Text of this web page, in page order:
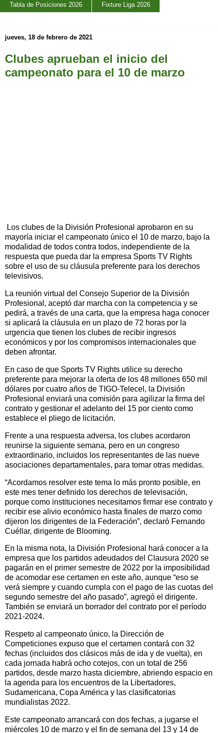
Tabla de Posiciones 2026 Fixture Liga 2026
jueves, 18 de febrero de 2021
Clubes aprueban el inicio del
campeonato para el 10 de marzo
Los clubes de la División Profesional aprobaron en su
mayoría iniciar el campeonato único el 10 de marzo, bajo la
modalidad de todos contra todos, independiente de la
respuesta que pueda dar la empresa Sports TV Rights
sobre el uso de su cláusula preferente para los derechos
televisivos.
La reunión virtual del Consejo Superior de la División
Profesional, aceptó dar marcha con la competencia y se
pedirá, a través de una carta, que la empresa haga conocer
si aplicará la cláusula en un plazo de 72 horas por la
urgencia que tienen los clubes de recibir ingresos
económicos y por los compromisos internacionales que
deben afrontar.
En caso de que Sports TV Rights utilice su derecho
preferente para mejorar la oferta de los 48 millones 650 mil
dólares por cuatro años de TIGO-Telecel, la División
Profesional enviará una comisión para agilizar la firma del
contrato y gestionar el adelanto del 15 por ciento como
establece el pliego de licitación.
Frente a una respuesta adversa, los clubes acordaron
reunirse la siguiente semana, pero en un congreso
extraordinario, incluidos los representantes de las nueve
asociaciones departamentales, para tomar otras medidas.
“Acordamos resolver este tema lo más pronto posible, en
este mes tener definido los derechos de televisación,
porque como instituciones necesitamos firmar ese contrato y
recibir ese alivio económico hasta finales de marzo como
dijeron los dirigentes de la Federación”, declaró Fernando
Cuéllar, dirigente de Blooming.
En la misma nota, la División Profesional hará conocer a la
empresa que los partidos adeudados del Clausura 2020 se
pagarán en el primer semestre de 2022 por la imposibilidad
de acomodar ese certamen en este año, aunque “eso se
verá siempre y cuando cumpla con el pago de las cuotas del
segundo semestre del año pasado”, agregó el dirigente.
También se enviará un borrador del contrato por el período
2021-2024.
Respeto al campeonato único, la Dirección de
Competiciones expuso que el certamen contará con 32
fechas (incluidos dos clásicos más de ida y de vuelta), en
cada jornada habrá ocho cotejos, con un total de 256
partidos, desde marzo hasta diciembre, abriendo espacio en
la agenda para los encuentros de la Libertadores,
Sudamericana, Copa América y las clasificatorias
mundialistas 2022.
Este campeonato arrancará con dos fechas, a jugarse el
miércoles 10 de marzo y el fin de semana del 13 y 14 de